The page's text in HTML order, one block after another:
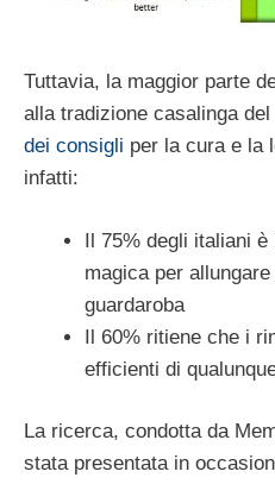
Tuttavia, la maggior parte
alla tradizione casalinga
dei consigli per la cura e la
infatti:
Il 75% degli italiani
magica per
guardaroba
Il 60% ritiene che i
efficienti di
La ricerca, condotta da
stata presentata in